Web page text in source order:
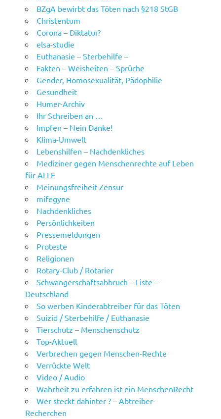
BZgA bewirbt das Töten nach §218 StGB
Christentum
Corona – Diktatur?
elsa-studie
Euthanasie – Sterbehilfe –
Fakten – Weisheiten – Sprüche
Gender, Homosexualität, Pädophilie
Gesundheit
Humer-Archiv
Ihr Schreiben an …
Impfen – Nein Danke!
Klima-Umwelt
Lebenshilfen – Nachdenkliches
Mediziner gegen Menschenrechte auf Leben
für ALLE
Meinungsfreiheit-Zensur
mifegyne
Nachdenkliches
Persönlichkeiten
Pressemeldungen
Proteste
Religionen
Rotary-Club / Rotarier
Schwangerschaftsabbruch – Liste –
Deutschland
So werben Kinderabtreiber für das Töten
Suizid / Sterbehilfe / Euthanasie
Tierschutz – Menschenschutz
Top-Aktuell
Verbrechen gegen Menschen-Rechte
Verrückte Welt
Video / Audio
Wahrheit zu erfahren ist ein MenschenRecht
Wer steckt dahinter ? – Abtreiber-
Recherchen